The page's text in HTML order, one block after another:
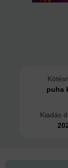
puha
Kiadás